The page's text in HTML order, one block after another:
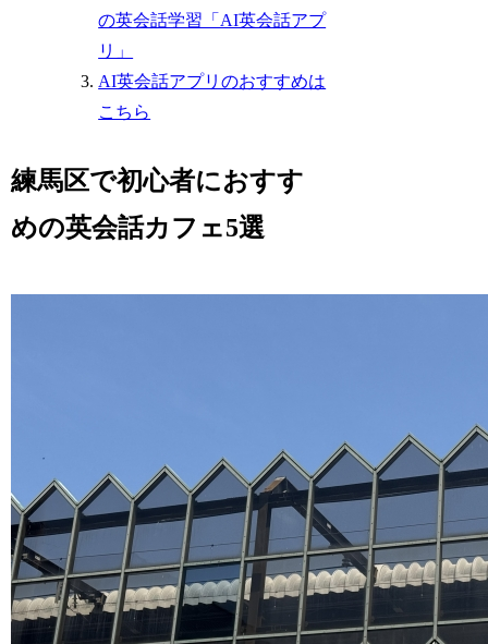
の英会話学習「AI英会話アプ
リ」
AI英会話アプリのおすすめは
こちら
練馬区で初心者におすす
めの英会話カフェ5選